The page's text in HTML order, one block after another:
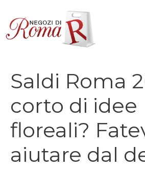
contenuto
Saldi Roma
corto di idee
floreali?
aiutare dal